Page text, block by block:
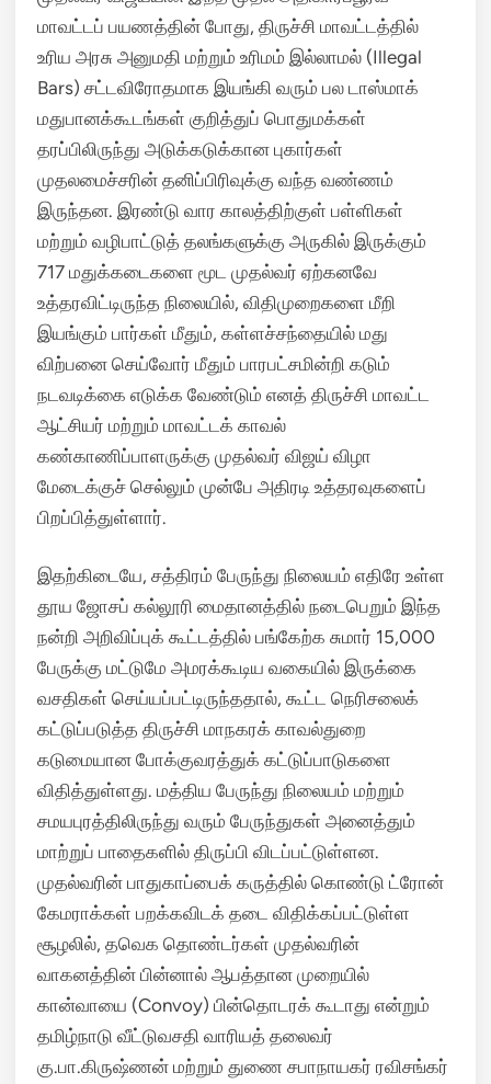
மாவட்டப் பயணத்தின் போது, திருச்சி மாவட்டத்தில்
உரிய அரசு அனுமதி மற்றும் உரிமம் இல்லாமல் (Illegal
Bars) சட்டவிரோதமாக இயங்கி வரும் பல டாஸ்மாக்
மதுபானக்கூடங்கள் குறித்துப் பொதுமக்கள்
தரப்பிலிருந்து அடுக்கடுக்கான புகார்கள்
முதலமைச்சரின் தனிப்பிரிவுக்கு வந்த வண்ணம்
இருந்தன. இரண்டு வார காலத்திற்குள் பள்ளிகள்
மற்றும் வழிபாட்டுத் தலங்களுக்கு அருகில் இருக்கும்
717 மதுக்கடைகளை மூட முதல்வர் ஏற்கனவே
உத்தரவிட்டிருந்த நிலையில், விதிமுறைகளை மீறி
இயங்கும் பார்கள் மீதும், கள்ளச்சந்தையில் மது
விற்பனை செய்வோர் மீதும் பாரபட்சமின்றி கடும்
நடவடிக்கை எடுக்க வேண்டும் எனத் திருச்சி மாவட்ட
ஆட்சியர் மற்றும் மாவட்டக் காவல்
கண்காணிப்பாளருக்கு முதல்வர் விஜய் விழா
மேடைக்குச் செல்லும் முன்பே அதிரடி உத்தரவுகளைப்
பிறப்பித்துள்ளார்.
இதற்கிடையே, சத்திரம் பேருந்து நிலையம் எதிரே உள்ள
தூய ஜோசப் கல்லூரி மைதானத்தில் நடைபெறும் இந்த
நன்றி அறிவிப்புக் கூட்டத்தில் பங்கேற்க சுமார் 15,000
பேருக்கு மட்டுமே அமரக்கூடிய வகையில் இருக்கை
வசதிகள் செய்யப்பட்டிருந்ததால், கூட்ட நெரிசலைக்
கட்டுப்படுத்த திருச்சி மாநகரக் காவல்துறை
கடுமையான போக்குவரத்துக் கட்டுப்பாடுகளை
விதித்துள்ளது. மத்திய பேருந்து நிலையம் மற்றும்
சமயபுரத்திலிருந்து வரும் பேருந்துகள் அனைத்தும்
மாற்றுப் பாதைகளில் திருப்பி விடப்பட்டுள்ளன.
முதல்வரின் பாதுகாப்பைக் கருத்தில் கொண்டு ட்ரோன்
கேமராக்கள் பறக்கவிடக் தடை விதிக்கப்பட்டுள்ள
சூழலில், தவெக தொண்டர்கள் முதல்வரின்
வாகனத்தின் பின்னால் ஆபத்தான முறையில்
கான்வாயை (Convoy) பின்தொடரக் கூடாது என்றும்
தமிழ்நாடு வீட்டுவசதி வாரியத் தலைவர்
கு.பா.கிருஷ்ணன் மற்றும் துணை சபாநாயகர் ரவிசங்கர்